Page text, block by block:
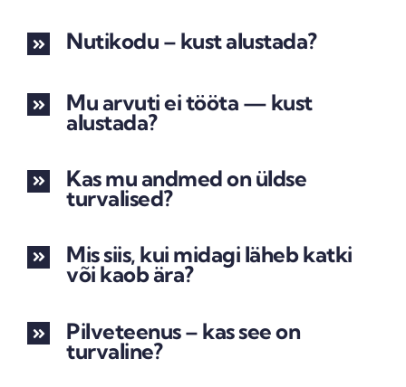
Nutikodu – kust alustada?
Mu arvuti ei tööta — kust
alustada?
Kas mu andmed on üldse
turvalised?
Mis siis, kui midagi läheb katki
või kaob ära?
Pilveteenus – kas see on
turvaline?